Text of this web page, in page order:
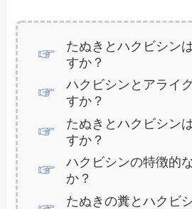
たぬきとハクビシン
すか？
ハクビシンとアライ
すか？
たぬきとハクビシン
すか？
ハクビシンの特徴的
か？
たぬきの糞とハクビ